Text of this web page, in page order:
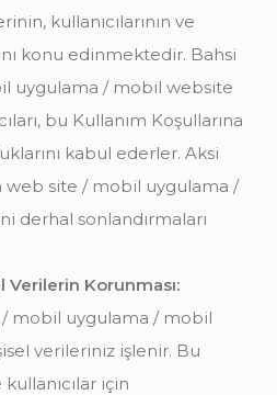
kullanıcılarının ve
konu edinmektedir. Bahsi
uygulama / mobil website
bu Kullanım Koşullarına
kabul ederler. Aksi
site / mobil uygulama /
derhal sonlandırmaları
Korunması:
mobil uygulama / mobil
verileriniz işlenir. Bu
için